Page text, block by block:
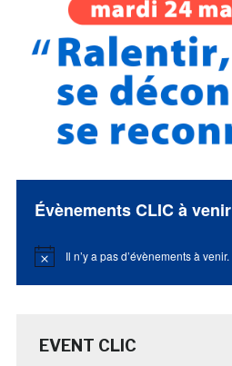
Évènements CLIC à venir
Notice Il n’y a pas d’évènements à venir.
EVENT CLIC